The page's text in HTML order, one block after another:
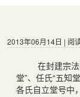
2013年06月14日 | 阅
在封建宗法
堂”、任氏“五知
各氏自立堂号中